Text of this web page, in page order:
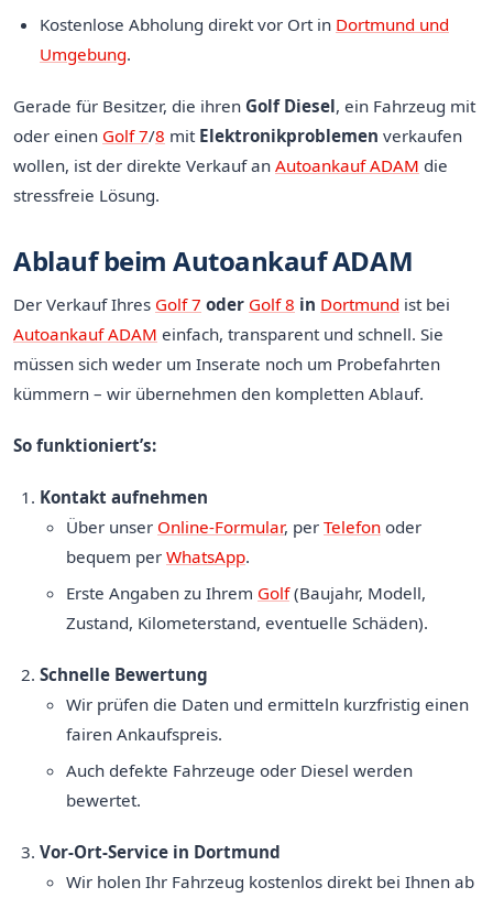
Kostenlose Abholung direkt vor Ort in Dortmund und
Umgebung.
Gerade für Besitzer, die ihren Golf Diesel, ein Fahrzeug mit
oder einen Golf 7/8 mit Elektronikproblemen verkaufen
wollen, ist der direkte Verkauf an Autoankauf ADAM die
stressfreie Lösung.
Ablauf beim Autoankauf ADAM
Der Verkauf Ihres Golf 7 oder Golf 8 in Dortmund ist bei
Autoankauf ADAM einfach, transparent und schnell. Sie
müssen sich weder um Inserate noch um Probefahrten
kümmern – wir übernehmen den kompletten Ablauf.
So funktioniert’s:
Kontakt aufnehmen
Über unser Online-Formular, per Telefon oder
bequem per WhatsApp.
Erste Angaben zu Ihrem Golf(Baujahr, Modell,
Zustand, Kilometerstand, eventuelle Schäden).
Schnelle Bewertung
Wir prüfen die Daten und ermitteln kurzfristig einen
fairen Ankaufspreis.
Auch defekte Fahrzeuge oder Diesel werden
bewertet.
Vor-Ort-Service in Dortmund
Wir holen Ihr Fahrzeug kostenlos direkt bei Ihnen ab